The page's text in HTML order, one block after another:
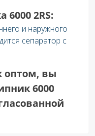
2RS:
и наружного
сепаратор с
оптом, вы
6000